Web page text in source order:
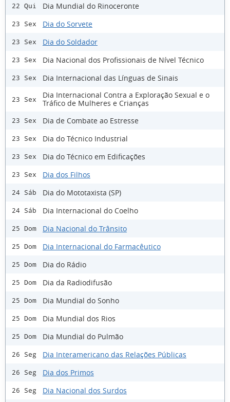
22 Qui Dia Mundial do Rinoceronte
23 Sex Dia do Sorvete
23 Sex Dia do Soldador
23 Sex Dia Nacional dos Profissionais de Nível Técnico
23 Sex Dia Internacional das Línguas de Sinais
23 Sex
Dia Internacional Contra a Exploração Sexual e o
Tráfico de Mulheres e Crianças
23 Sex Dia de Combate ao Estresse
23 Sex Dia do Técnico Industrial
23 Sex Dia do Técnico em Edificações
23 Sex Dia dos Filhos
24 Sáb Dia do Mototaxista (SP)
24 Sáb Dia Internacional do Coelho
25 Dom Dia Nacional do Trânsito
25 Dom Dia Internacional do Farmacêutico
25 Dom Dia do Rádio
25 Dom Dia da Radiodifusão
25 Dom Dia Mundial do Sonho
25 Dom Dia Mundial dos Rios
25 Dom Dia Mundial do Pulmão
26 Seg Dia Interamericano das Relações Públicas
26 Seg Dia dos Primos
26 Seg Dia Nacional dos Surdos